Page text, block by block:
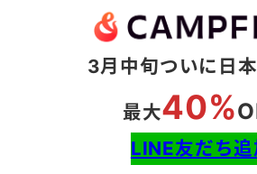
3月中旬ついに日
最大40%
LINE友だち追